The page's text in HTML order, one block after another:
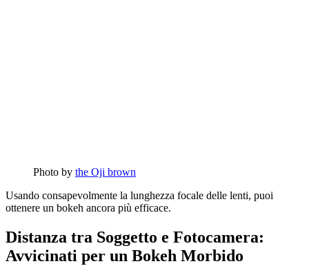
Photo by the Oji brown
Usando consapevolmente la lunghezza focale delle lenti, puoi
ottenere un bokeh ancora più efficace.
Distanza tra Soggetto e Fotocamera:
Avvicinati per un Bokeh Morbido